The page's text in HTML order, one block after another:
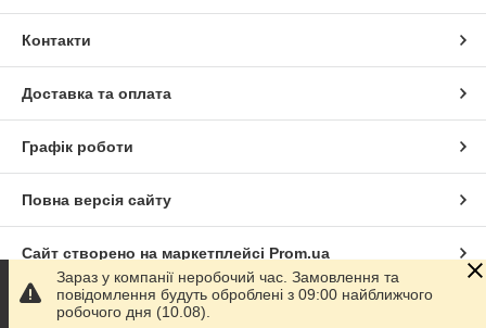
Контакти
Доставка та оплата
Графік роботи
Повна версія сайту
Сайт створено на маркетплейсі Prom.ua
Політика конфіденційності
Зараз у компанії неробочий час. Замовлення та
повідомлення будуть оброблені з 09:00 найближчого
робочого дня (10.08).